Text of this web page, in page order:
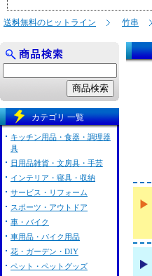
送料無料のヒットライン 竹串
カテゴリ 一覧
キッチン用品・食器・調理器
具
日用品雑貨・文房具・手芸
インテリア・寝具・収納
サービス・リフォーム
スポーツ・アウトドア
車・バイク
車用品・バイク用品
花・ガーデン・DIY
ペット・ペットグッズ